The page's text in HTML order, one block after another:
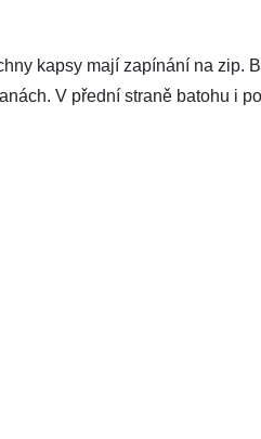
kapsy mají zapínání na zip.
V přední straně batohu i